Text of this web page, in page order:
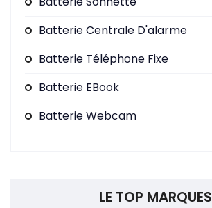
Batterie Centrale D'alarme
Batterie Téléphone Fixe
Batterie EBook
Batterie Webcam
LE TOP MARQUES